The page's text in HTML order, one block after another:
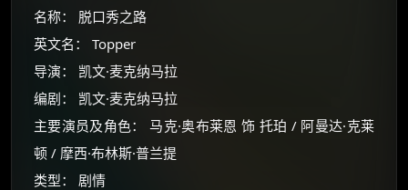
名称： 脱口秀之路
英文名： Topper
导演： 凯文·麦克纳马拉
编剧： 凯文·麦克纳马拉
主要演员及角色： 马克·奥布莱恩 饰 托珀 / 阿曼达·克莱
顿 / 摩西·布林斯·普兰提
类型： 剧情